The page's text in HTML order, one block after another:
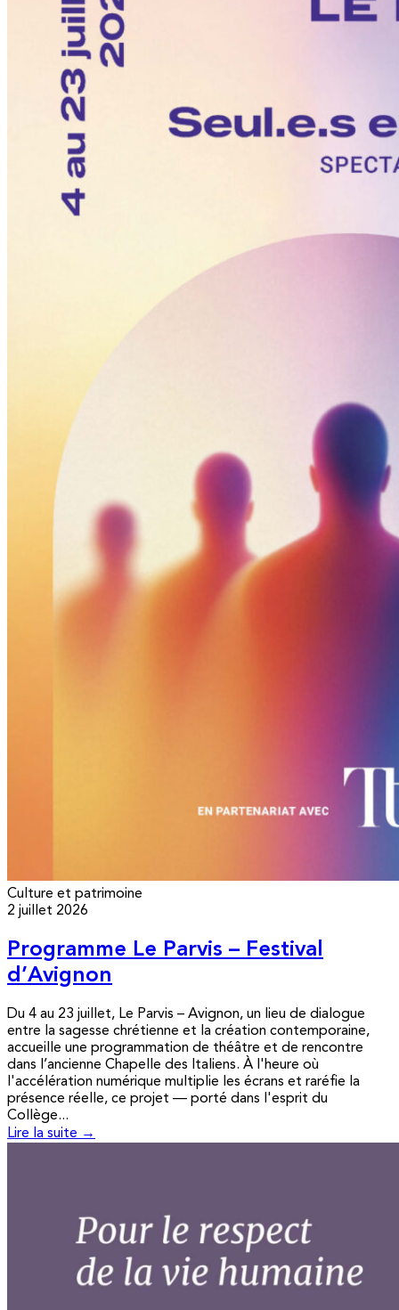
Culture et patrimoine
2 juillet 2026
Programme Le Parvis – Festival
d’Avignon
Du 4 au 23 juillet, Le Parvis – Avignon, un lieu de dialogue
entre la sagesse chrétienne et la création contemporaine,
accueille une programmation de théâtre et de rencontre
dans l’ancienne Chapelle des Italiens. À l'heure où
l'accélération numérique multiplie les écrans et raréfie la
présence réelle, ce projet — porté dans l'esprit du
Collège...
Lire la suite →